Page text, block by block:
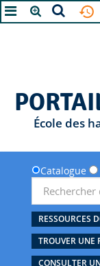
École des
Catalogue
RESSOURCES
TROUVER UNE
CONSULTER